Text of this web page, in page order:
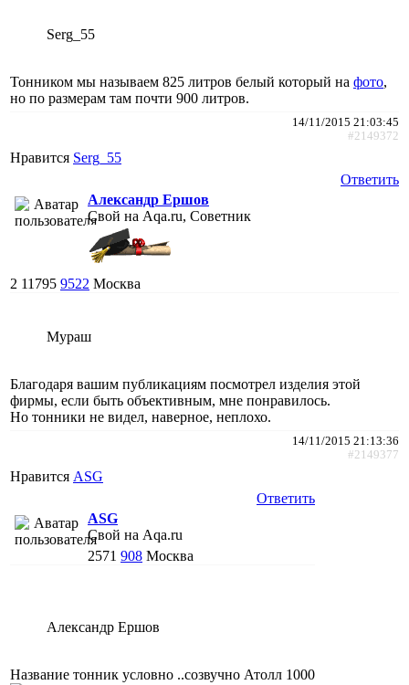
Serg_55
Тонником мы называем 825 литров белый который на фото,
но по размерам там почти 900 литров.
14/11/2015 21:03:45
#2149372
Нравится Serg_55
Ответить
Александр Ершов
Свой на Aqa.ru, Советник
2 11795 9522 Москва
Мураш
Благодаря вашим публикациям посмотрел изделия этой
фирмы, если быть объективным, мне понравилось.
Но тонники не видел, наверное, неплохо.
14/11/2015 21:13:36
#2149377
Нравится АSG
Ответить
АSG
Свой на Aqa.ru
2571 908 Москва
Александр Ершов
Название тонник условно ..созвучно Атолл 1000